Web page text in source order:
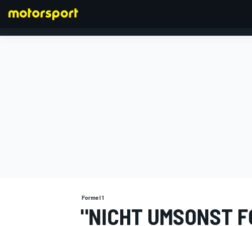
Formel 1
"NICHT UMSONST